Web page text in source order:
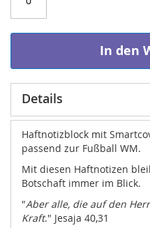
In den
Details
Haftnotizblock mit
passend zur Fußball WM.
Mit diesen Haftnotizen
Botschaft immer im Blick.
"Aber alle, die auf den
Kraft." Jesaja 40,31